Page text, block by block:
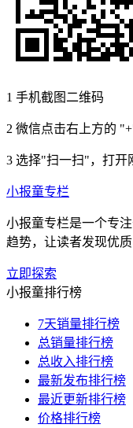
1 手机截图二维码
2 微信点击右上方的
3 选择"扫一扫"，打开
小报童专栏
小报童专栏是一个专
趋势，让读者发现优质
立即探索
小报童排行榜
7天销量排行榜
总销量排行榜
总收入排行榜
最新发布排行榜
最近更新排行榜
价格排行榜